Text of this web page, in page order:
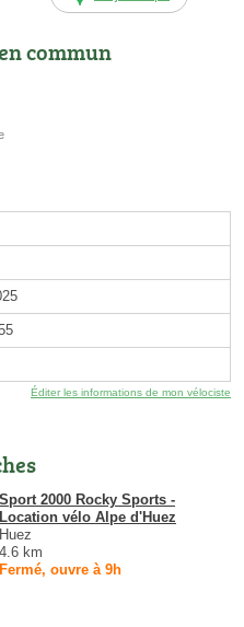
commun
Éditer les informations de mon vélociste
Sport 2000 Rocky Sports -
Location vélo Alpe d'Huez
Huez
4.6 km
Fermé, ouvre à 9h